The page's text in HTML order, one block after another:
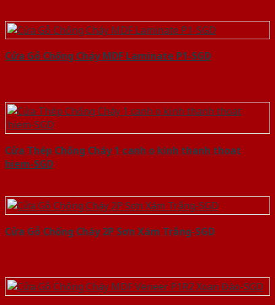
Cửa Gỗ Chống Cháy MDF Laminate P1-SGD
Cửa Thép Chống Cháy 1 canh o kinh thanh thoat
hiem-SGD
Cửa Gỗ Chống Cháy 2P Sơn Xám Trắng-SGD